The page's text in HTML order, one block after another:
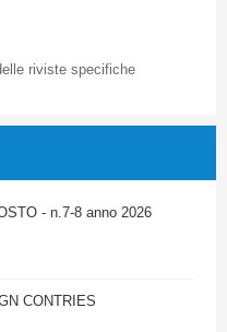
riviste specifiche
- n.7-8 anno 2026
CONTRIES